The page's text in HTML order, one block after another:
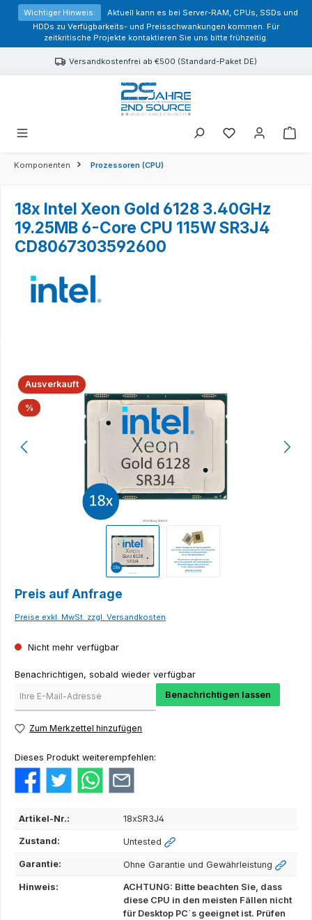
springen
Wichtiger Hinweis:
Aktuell kann es bei Server-RAM, CPUs, SSDs und
HDDs zu Verfügbarkeits- und Preisschwankungen kommen. Für
zeitkritische Projekte kontaktieren Sie uns bitte frühzeitig.
Versandkostenfrei ab €500 (Standard-Paket DE)
Sie haben 0
Komponenten Prozessoren (CPU)
18x Intel Xeon Gold 6128 3.40GHz
19.25MB 6-Core CPU 115W SR3J4
CD8067303592600
Bildergalerie überspringen
Ausverkauft
% Rabatt
Preis auf Anfrage
Preise exkl. MwSt. zzgl. Versandkosten
Nicht mehr verfügbar
Benachrichtigen, sobald wieder verfügbar
Benachrichtigen lassen
Zum Merkzettel hinzufügen
Dieses Produkt weiterempfehlen:
Artikel-Nr.: 18xSR3J4
Zustand: Untested
Garantie: Ohne Garantie und Gewährleistung
Hinweis:
ACHTUNG: Bitte beachten Sie, dass
diese CPU in den meisten Fällen nicht
für Desktop PC`s geeignet ist. Prüfen